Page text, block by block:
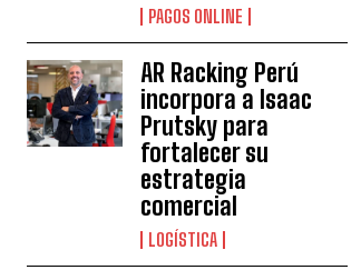
PAGOS ONLINE
AR Racking Perú
incorpora a Isaac
Prutsky para
fortalecer su
estrategia
comercial
LOGÍSTICA